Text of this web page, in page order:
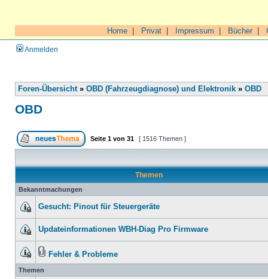
Home Privat Impressum Bücher|
Anmelden
Foren-Übersicht» OBD (Fahrzeugdiagnose) und Elektronik » OBD
OBD
Seite 1 von 31 [ 1516 Themen ]
Themen
Bekanntmachungen
Gesucht: Pinout für Steuergeräte
Updateinformationen WBH-Diag Pro Firmware
Fehler & Probleme
Themen